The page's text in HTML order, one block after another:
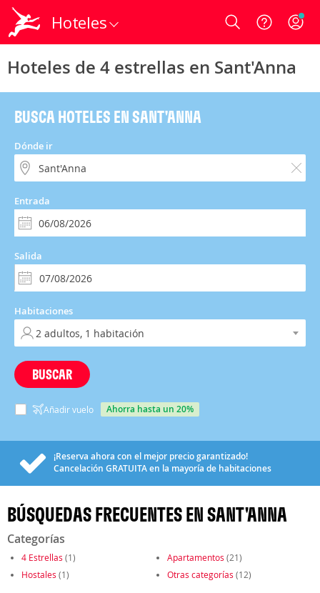
Hoteles Login
Hoteles de 4 estrellas en Sant'Anna
BUSCA HOTELES EN SANT'ANNA
Dónde ir
Entrada
Salida
Habitaciones
BUSCAR
Añadir vuelo ahorra hasta un 20%
¡Reserva ahora con el mejor precio garantizado!
Cancelación GRATUITAen la mayoría de habitaciones
BÚSQUEDAS FRECUENTES EN SANT'ANNA
Categorías
4 Estrellas (1) Apartamentos (21)
Hostales (1) Otras categorías (12)